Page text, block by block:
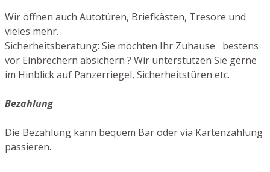
Wir öffnen auch Autotüren, Briefkästen, Tresore und
vieles mehr.
Sicherheitsberatung: Sie möchten Ihr Zuhause bestens
vor Einbrechern absichern ? Wir unterstützen Sie gerne
im Hinblick auf Panzerriegel, Sicherheitstüren etc.
Bezahlung
Die Bezahlung kann bequem Bar oder via Kartenzahlung
passieren.